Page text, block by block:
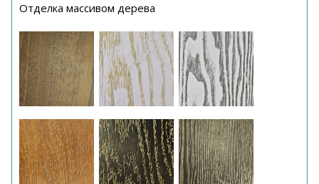
Отделка массивом дерева